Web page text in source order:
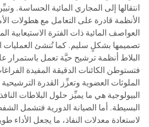
انتقالها إلى المجاري المائية الحساسة.
الأنظمة قادرة على التعامل مع هطولات
العواصف المائية ذات الفترة الاستيعابية
تصميمها بشكلٍ سليم. كما تُنشئ العمليات
البلاط أنظمة ترشيح حيَّة تعمل باستمرار
فتستوطن الكائنات الدقيقة المفيدة
الملوثات العضوية وتعزِّز القدرة
البيولوجية هي ما يميِّز حلول البلاطات
البسيطة. أما الصيانة الدورية فتشمل
لاستعادة معدلات النفاذ، ما يجعل الأداء